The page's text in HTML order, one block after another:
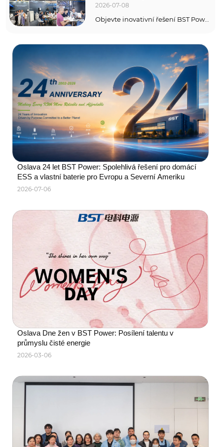
2026-07-08
Objevte inovativní řešení BST Power
Phase Residential ESS, které bylo
představeno na veletrhu The
Smarter E Europe2026.
Oslava 24 let BST Power: Spolehlivá řešení pro domácí
ESS a vlastní baterie pro Evropu a Severní Ameriku
2026-07-06
Oslava Dne žen v BST Power: Posílení talentu v
průmyslu čisté energie
2026-03-06